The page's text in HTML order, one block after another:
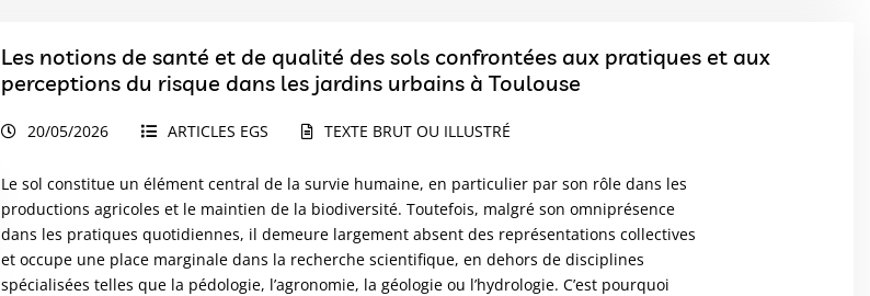
Les notions de santé et de qualité des sols confrontées aux pratiques et aux
perceptions du risque dans les jardins urbains à Toulouse
20/05/2026 ARTICLES EGS TEXTE BRUT OU ILLUSTRÉ
Le sol constitue un élément central de la survie humaine, en particulier par son rôle dans les
productions agricoles et le maintien de la biodiversité. Toutefois, malgré son omniprésence
dans les pratiques quotidiennes, il demeure largement absent des représentations collectives
et occupe une place marginale dans la recherche scientifique, en dehors de disciplines
spécialisées telles que la pédologie, l’agronomie, la géologie ou l’hydrologie. C’est pourquoi